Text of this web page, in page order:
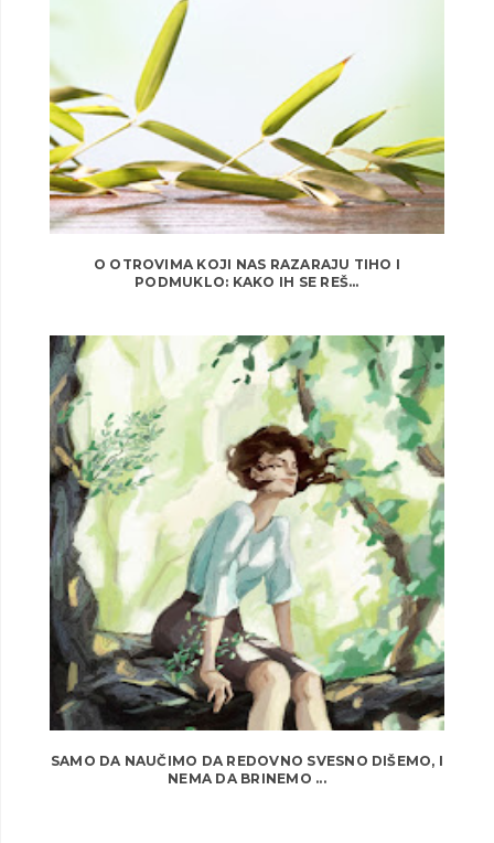
O OTROVIMA KOJI NAS RAZARAJU TIHO I
PODMUKLO: KAKO IH SE REŠ...
SAMO DA NAUČIMO DA REDOVNO SVESNO DIŠEMO, I
NEMA DA BRINEMO ...